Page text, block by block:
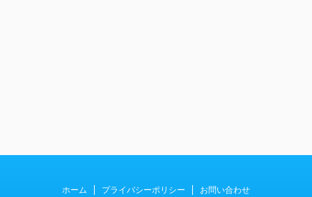
ホーム プライバシーポリシー お問い合わせ